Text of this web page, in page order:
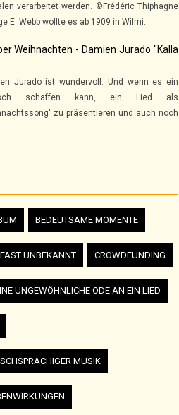
verarbeitet werden. ©Frédéric Thiphagne
E. Webb wollte es ab 1909 in Wilmi...
Weihnachten - Damien Jurado "Kalla
Jurado ist wundervoll. Und wenn es ein
schaffen kann, ein Lied als
zu präsentieren und auch noch
BEDEUTSAME MOMENTE
UNBEKANNT CROWDFUNDING
UNGEWÖHNLICHE ODE AN EIN LIED
MUSIK